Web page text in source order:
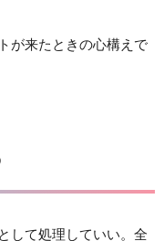
が来たときの心構えで
して処理していい。全